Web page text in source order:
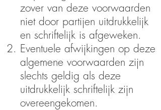
zover van deze voorwaarden
niet door partijen uitdrukkelijk
en schriftelijk is afgeweken.
Eventuele afwijkingen op deze
algemene voorwaarden zijn
slechts geldig als deze
uitdrukkelijk schriftelijk zijn
overeengekomen.